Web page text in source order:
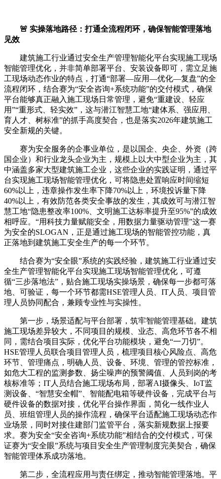
🚨 实操落地路径：打通全流程闭环，确保智能管理落地
见效
建筑施工行业通过安全生产管理智能化平台实现施工现场
智能管理优化，并非简单部署平台、安装设备即可，需立足施
工现场动态作业的特点，打通“部署—应用—优化—复盘”的全
流程闭环，结合赛为“安全咨询+系统功能”的交付模式，确保
平台能够真正融入施工现场日常管理，避免“重建设、轻应
用”“重形式、轻实效”，这与潜江智慧工地“建体系、强应用、
育人才、树标准”的抓手高度契合，也是落实2026年建筑施工
安全新规的关键。
赛为安全服务的企事业单位，是以国企、央企、外资（跨
国企业）和行业龙头企业为主，规模上以大中型企业为主，其
中涵盖多家大型建筑施工企业，这些企业的实践证明，通过平
台实现施工现场智能管理优化，可将隐患处置响应时间缩短
60%以上，违章操作发生率下降70%以上，环境投诉量下降
40%以上，有效防范各类安全事故的发生，其成效可与潜江智
慧工地“隐患整改率100%、文明施工达标率提升至95%”的成效
相呼应。“用科技力量赋能安全，用数据力量驱动管理”这一赛
为安全的SLOGAN，正是通过施工现场的智能管控功能，真
正落地到建筑施工安全生产的每一个环节。
结合赛为“安全眼”系统的实践经验，建筑施工行业通过安
全生产管理智能化平台实现施工现场智能管理优化，可遵
循“三步落地法”，贴合施工现场实操场景，确保每一步都可落
地、可验证，每一个环节都需HSE管理人员、IT人员、项目管
理人员协同配合，兼顾专业性与实操性。
第一步，场景适配与平台部署，筑牢智能管理基础。建筑
施工现场差异较大，不同项目的规模、业态、高危环节各不相
同，需结合项目实际，优化平台功能模块，避免“一刀切”。
HSE管理人员联合项目管理人员，梳理项目核心风险点、高危
环节、管理痛点，明确人员、设备、环境、管理的管控标准，
如危大工程的监测参数、扬尘噪声的预警阈值、人员到岗的考
核标准等；IT人员结合施工现场布局，部署AI摄像头、IoT监
测设备、“智慧安全帽”、智能配电箱等硬件设备，完成平台与
硬件设备的数据对接，优化平台操作界面，简化一线作业人
员、班组管理人员的操作流程，确保平台适配施工现场动态作
业场景，同时对接住建部门监管平台，落实新规数据上报要
求。赛为安全“安全咨询+系统功能”相结合的交付模式，可保
证赛为“安全眼”系统与项目安全生产管理制度完美契合，确保
智能管理体系成功落地。
第二步，全流程应用与责任绑定，推动智能管理落地。平